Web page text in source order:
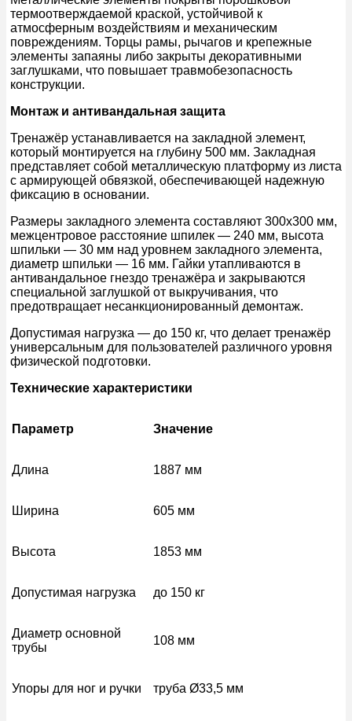
термоотверждаемой краской, устойчивой к
атмосферным воздействиям и механическим
повреждениям. Торцы рамы, рычагов и крепежные
элементы запаяны либо закрыты декоративными
заглушками, что повышает травмобезопасность
конструкции.
Монтаж и антивандальная защита
Тренажёр устанавливается на закладной элемент,
который монтируется на глубину 500 мм. Закладная
представляет собой металлическую платформу из листа
с армирующей обвязкой, обеспечивающей надежную
фиксацию в основании.
Размеры закладного элемента составляют 300х300 мм,
межцентровое расстояние шпилек — 240 мм, высота
шпильки — 30 мм над уровнем закладного элемента,
диаметр шпильки — 16 мм. Гайки утапливаются в
антивандальное гнездо тренажёра и закрываются
специальной заглушкой от выкручивания, что
предотвращает несанкционированный демонтаж.
Допустимая нагрузка — до 150 кг, что делает тренажёр
универсальным для пользователей различного уровня
физической подготовки.
Технические характеристики
Параметр Значение
Длина 1887 мм
Ширина 605 мм
Высота 1853 мм
Допустимая нагрузка до 150 кг
Диаметр основной
трубы
108 мм
Упоры для ног и ручки труба Ø33,5 мм